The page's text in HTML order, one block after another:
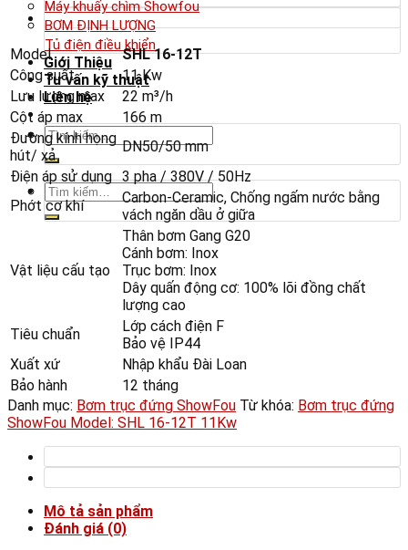
Máy khuấy chìm Showfou
BƠM ĐỊNH LƯỢNG
Tủ điện điều khiển
Giới Thiệu
Tư vấn kỹ thuật
Liên hệ
Tìm
kiếm:
Tìm
kiếm:
Model
SHL 16-12T
Công suất
11 Kw
Lưu lượng max
22 m³/h
Cột áp max
166 m
Đường kính họng
hút/ xả
DN50/50 mm
Điện áp sử dụng 3 pha / 380V / 50Hz
Phớt cơ khí
Carbon-Ceramic, Chống ngấm nước bằng
vách ngăn dầu ở giữa
Vật liệu cấu tạo
Thân bơm Gang G20
Cánh bơm: Inox
Trục bơm: Inox
Dây quấn động cơ: 100% lõi đồng chất
lượng cao
Tiêu chuẩn
Lớp cách điện F
Bảo vệ IP44
Xuất xứ
Nhập khẩu Đài Loan
Bảo hành
12 tháng
Danh mục: Bơm trục đứng ShowFou Từ khóa: Bơm trục đứng
ShowFou Model: SHL 16-12T 11Kw
Mô tả sản phẩm
Đánh giá (0)